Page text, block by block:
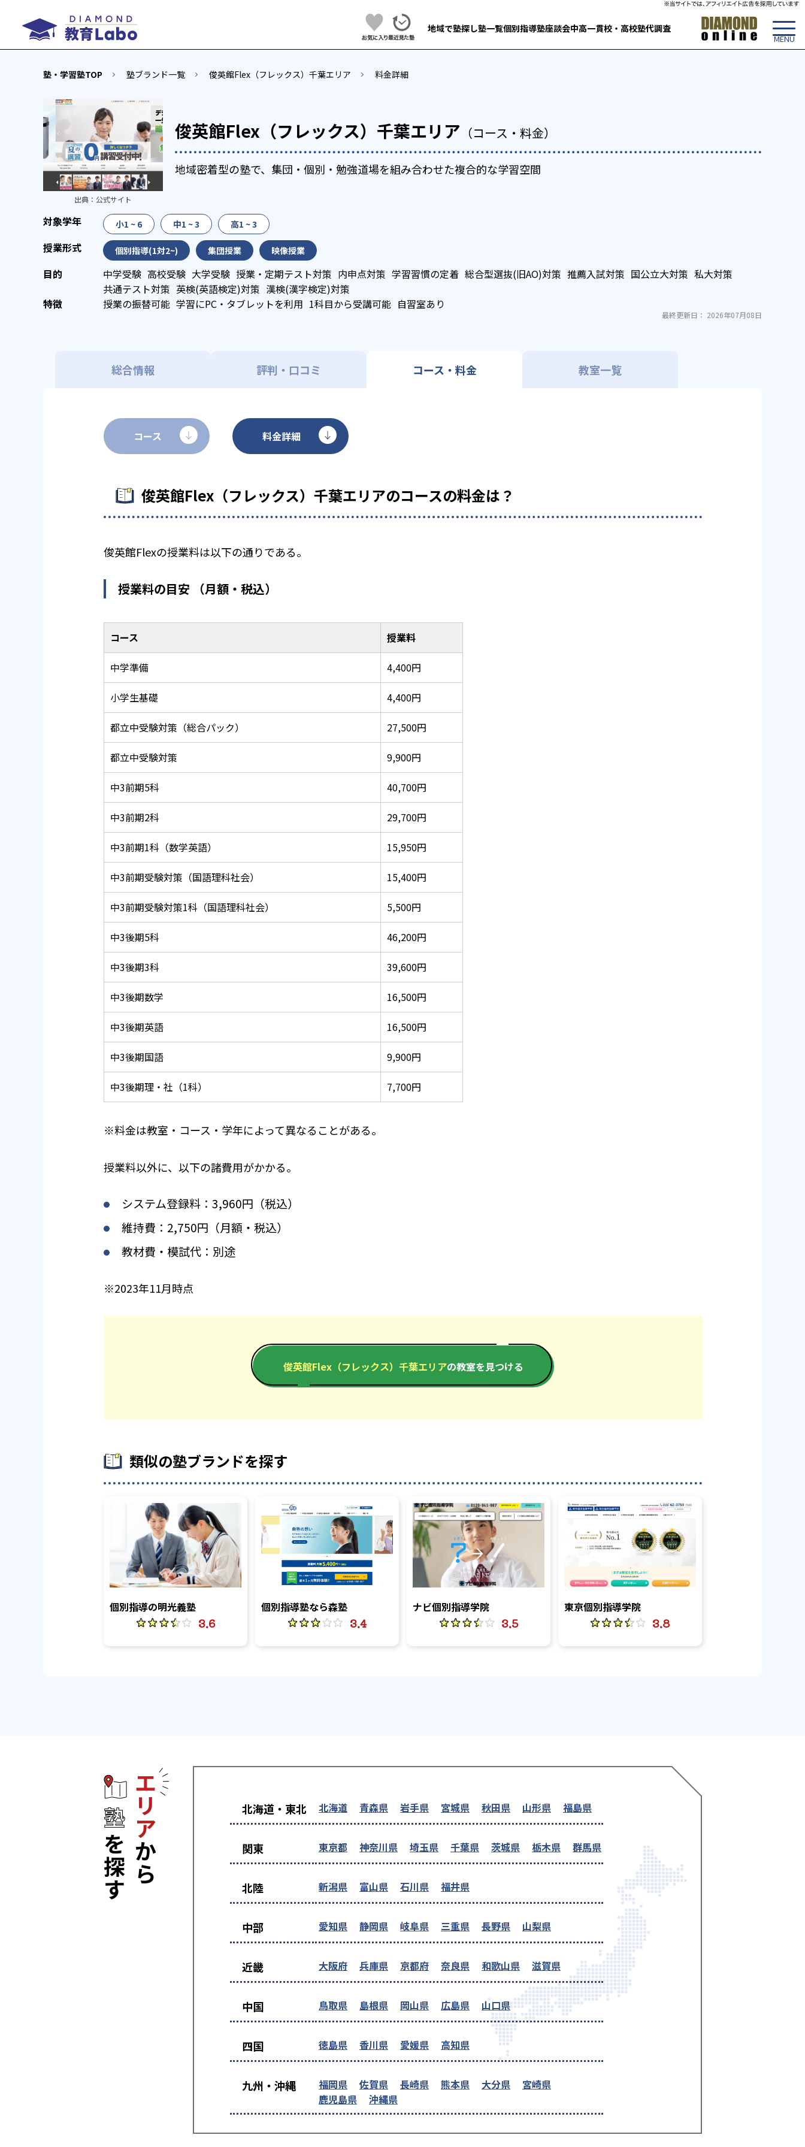
地域で塾探し塾一覧個別指導塾座談会中高一貫校・高校塾代調査
塾・学習塾TOP 塾ブランド一覧 俊英館Flex（フレックス）千葉エリア 料金詳細
俊英館Flex（フレックス）千葉エリア （コース・料金）
地域密着型の塾で、集団・個別・勉強道場を組み合わせた複合的な学習空間
出典： 公式サイト
小1 ~ 6 中1 ~ 3 高1 ~ 3
個別指導(1対2~) 集団授業 映像授業
中学受験 高校受験 大学受験 授業・定期テスト対策 内申点対策 学習習慣の定着 総合型選抜(旧AO)対策 推薦入試対策 国公立大対策 私大対策
共通テスト対策 英検(英語検定)対策 漢検(漢字検定)対策
授業の振替可能 学習にPC・タブレットを利用 1科目から受講可能 自習室あり
最終更新日： 2026年07月08日
総合情報 評判・口コミ コース・料金 教室一覧
コース 料金詳細
俊英館Flex（フレックス）千葉エリアのコースの料金は？
俊英館Flexの授業料は以下の通りである。
授業料の目安 （月額・税込）
コース 授業料
中学準備 4,400円
小学生基礎 4,400円
都立中受験対策（総合パック） 27,500円
都立中受験対策 9,900円
中3前期5科 40,700円
中3前期2科 29,700円
中3前期1科（数学英語） 15,950円
中3前期受験対策（国語理科社会） 15,400円
中3前期受験対策1科（国語理科社会） 5,500円
中3後期5科 46,200円
中3後期3科 39,600円
中3後期数学 16,500円
中3後期英語 16,500円
中3後期国語 9,900円
中3後期理・社（1科） 7,700円
※料金は教室・コース・学年によって異なることがある。
授業料以外に、以下の諸費用がかかる。
システム登録料：3,960円（税込）
維持費：2,750円（月額・税込）
教材費・模試代：別途
※2023年11月時点
俊英館Flex（フレックス）千葉エリアの教室を見つける
類似の塾ブランドを探す
個別指導の明光義塾
3.6
個別指導塾なら森塾
3.4
ナビ個別指導学院
3.5
東京個別指導学院
3.8
北海道・東北 北海道 青森県 岩手県 宮城県 秋田県 山形県 福島県
関東 東京都 神奈川県 埼玉県 千葉県 茨城県 栃木県 群馬県
北陸 新潟県 富山県 石川県 福井県
中部 愛知県 静岡県 岐阜県 三重県 長野県 山梨県
近畿 大阪府 兵庫県 京都府 奈良県 和歌山県 滋賀県
中国 鳥取県 島根県 岡山県 広島県 山口県
四国 徳島県 香川県 愛媛県 高知県
九州・沖縄 福岡県 佐賀県 長崎県 熊本県 大分県
宮崎県
鹿児島県
沖縄県